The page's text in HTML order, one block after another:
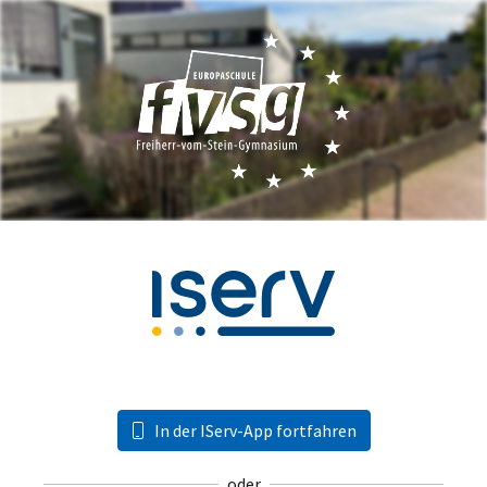
In der IServ-App fortfahren